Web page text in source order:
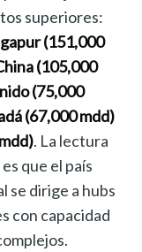
superiores:
(151,000
(105,000
(75,000
(67,000 mdd)
. La lectura
que el país
se dirige a hubs
con capacidad